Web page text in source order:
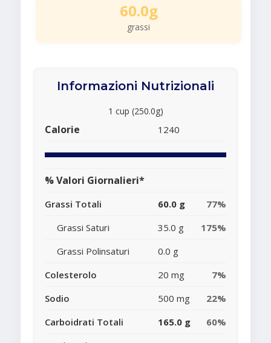
60.0g
grassi
Informazioni Nutrizionali
1 cup (250.0g)
Calorie 1240
% Valori Giornalieri*
Grassi Totali 60.0 g
77%
Grassi Saturi
35.0 g
175%
Grassi Polinsaturi
0.0 g
Colesterolo
20 mg
7%
Sodio
500 mg
22%
Carboidrati Totali
165.0 g
60%